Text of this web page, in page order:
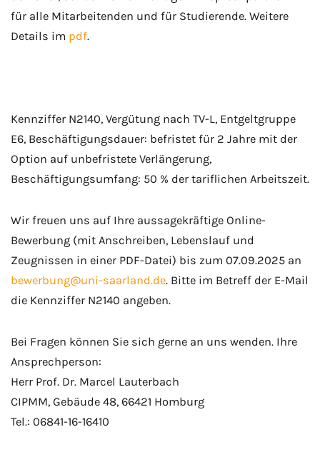
für alle Mitarbeitenden und für Studierende. Weitere
Details im pdf.
Kennziffer N2140, Vergütung nach TV-L, Entgeltgruppe
E6, Beschäftigungsdauer: befristet für 2 Jahre mit der
Option auf unbefristete Verlängerung,
Beschäftigungsumfang: 50 % der tariflichen Arbeitszeit.
Wir freuen uns auf Ihre aussagekräftige Online-
Bewerbung (mit Anschreiben, Lebenslauf und
Zeugnissen in einer PDF-Datei) bis zum 07.09.2025 an
bewerbung@uni-saarland.de. Bitte im Betreff der E-Mail
die Kennziffer N2140 angeben.
Bei Fragen können Sie sich gerne an uns wenden. Ihre
Ansprechperson:
Herr Prof. Dr. Marcel Lauterbach
CIPMM, Gebäude 48, 66421 Homburg
Tel.: 06841-16-16410